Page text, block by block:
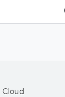
Cloud